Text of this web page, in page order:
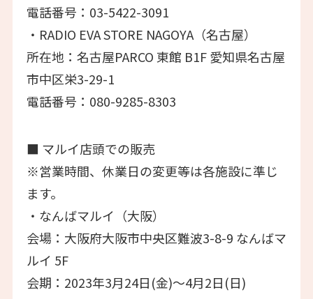
電話番号：03-5422-3091
・RADIO EVA STORE NAGOYA（名古屋）
所在地：名古屋PARCO 東館 B1F 愛知県名古屋
市中区栄3-29-1
電話番号：080-9285-8303
■ マルイ店頭での販売
※営業時間、休業日の変更等は各施設に準じ
ます。
・なんばマルイ（大阪）
会場：大阪府大阪市中央区難波3-8-9 なんばマ
ルイ 5F
会期：2023年3月24日(金)～4月2日(日)